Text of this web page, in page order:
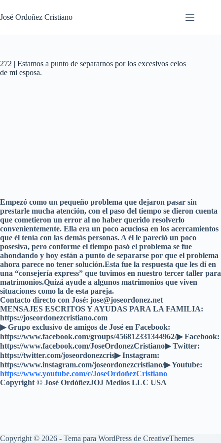
al
contenido
José Ordoñez Cristiano
272 | Estamos a punto de separarnos por los excesivos celos
de mi esposa.
Empezó como un pequeño problema que dejaron pasar sin
prestarle mucha atención, con el paso del tiempo se dieron cuenta
que cometieron un error al no haber querido resolverlo
convenientemente. Ella era un poco acuciosa en los acercamientos
que él tenía con las demás personas. A él le pareció un poco
posesiva, pero conforme el tiempo pasó el problema se fue
ahondando y hoy están a punto de separarse por que el problema
ahora parece no tener solución.Esta fue la respuesta que les dí en
una “consejería express” que tuvimos en nuestro tercer taller para
matrimonios.Quizá ayude a algunos matrimonios que viven
situaciones como la de esta pareja.
Contacto directo con José: jose@joseordonez.net
MENSAJES ESCRITOS Y AYUDAS PARA LA FAMILIA:
https://joseordonezcristiano.com
▶︎ Grupo exclusivo de amigos de José en Facebook:
https://www.facebook.com/groups/456812331344962/▶ Facebook:
https://www.facebook.com/JoseOrdonezCristiano▶ Twitter:
https://twitter.com/joseordonezcris▶ Instagram:
https://www.instagram.com/joseordonezcristiano/▶ Youtube:
https://www.youtube.com/c/JoseOrdoñezCristiano
Copyright © José OrdóñezJOJ Medios LLC USA
Copyright © 2026 - Tema para WordPress de CreativeThemes